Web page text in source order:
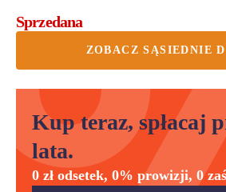
Sprzedana
ZOBACZ SĄSIEDNIE
Kup teraz, spłacaj
lata.
0 zł odsetek, 0% prowizji, 0